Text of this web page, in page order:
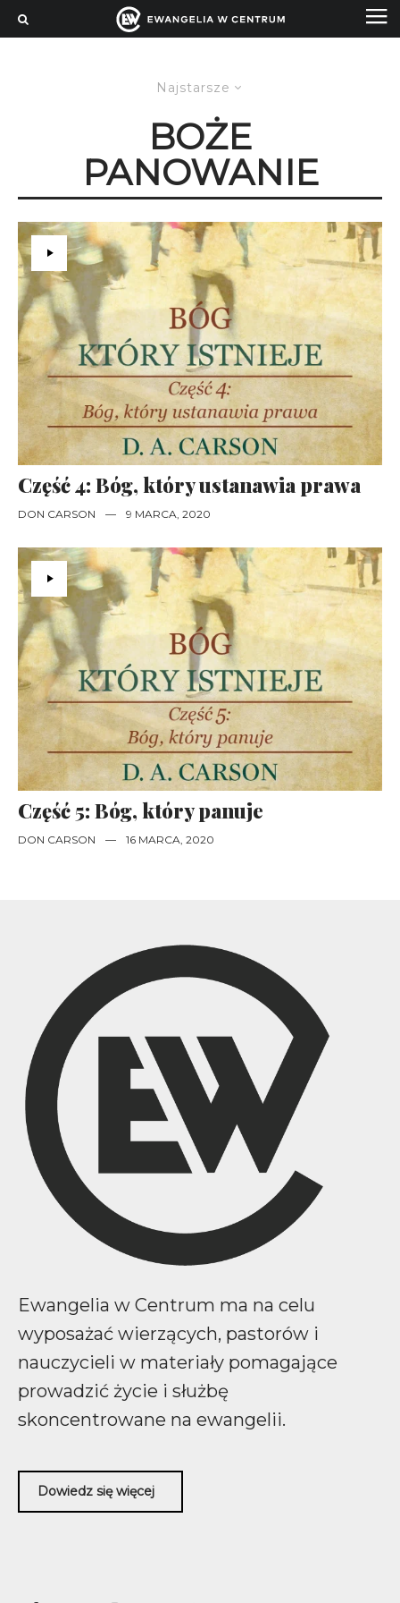
Najstarsze
BOŻE
PANOWANIE
Część 4: Bóg, który ustanawia prawa
DON CARSON — 9 MARCA, 2020
Część 5: Bóg, który panuje
DON CARSON — 16 MARCA, 2020
Ewangelia w Centrum ma na celu
wyposażać wierzących, pastorów i
nauczycieli w materiały pomagające
prowadzić życie i służbę
skoncentrowane na ewangelii.
Dowiedz się więcej